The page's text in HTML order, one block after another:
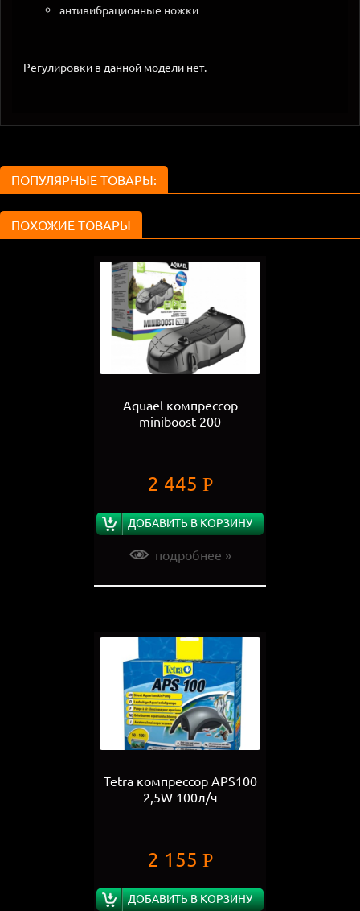
антивибрационные ножки
Регулировки в данной модели нет.
ПОПУЛЯРНЫЕ ТОВАРЫ:
ПОХОЖИЕ ТОВАРЫ
Aquael компрессор
miniboost 200
2 445 Р
ДОБАВИТЬ В КОРЗИНУ
подробнее »
Tetra компрессор APS100
2,5W 100л/ч
2 155 Р
ДОБАВИТЬ В КОРЗИНУ